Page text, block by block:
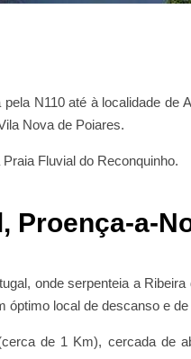
N110 até à localidade de
Nova de Poiares.
Fluvial do Reconquinho.
Proença-a-
onde serpenteia a
óptimo local de descanso e
de 1 Km), cercada de